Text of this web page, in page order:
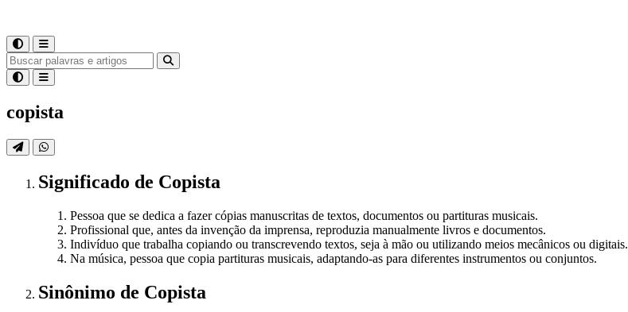
copista
Significado de Copista
Pessoa que se dedica a fazer cópias manuscritas de textos, documentos ou partituras musicais.
Profissional que, antes da invenção da imprensa, reproduzia manualmente livros e documentos.
Indivíduo que trabalha copiando ou transcrevendo textos, seja à mão ou utilizando meios mecânicos ou digitais.
Na música, pessoa que copia partituras musicais, adaptando-as para diferentes instrumentos ou conjuntos.
Sinônimo de Copista